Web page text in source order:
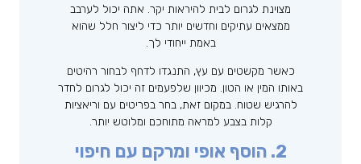
מצוינת לגרום לבית להיראות יקר. אתה יכול לערבב
ממצאים עתיקים וחדשים יותר כדי ליצור חלל שהוא
באמת ייחודי לך.
כאשר מקשטים עם עץ, התנגדו לדחף לבחור רהיטים
באותו המין או הטון. מכיוון שלפעמים זה יכול לגרום לחדר
להרגיש שטוח. במקום זאת, בחר בפריטים עם וריאציות
קלות בצבע למראה מתוחכם ומלוטש יותר.
2. הוסף אופי ומרקם עם חיפוי